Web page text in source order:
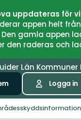
uppdateras för
appen helt
Den gamla
den raderas och
Län Kommuner
Logga in